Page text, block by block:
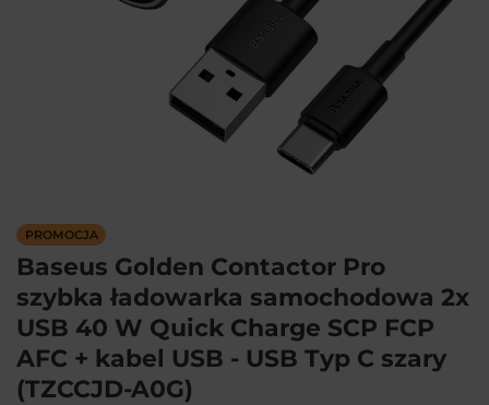
PROMOCJA
Baseus Golden Contactor Pro
szybka ładowarka samochodowa 2x
USB 40 W Quick Charge SCP FCP
AFC + kabel USB - USB Typ C szary
(TZCCJD-A0G)